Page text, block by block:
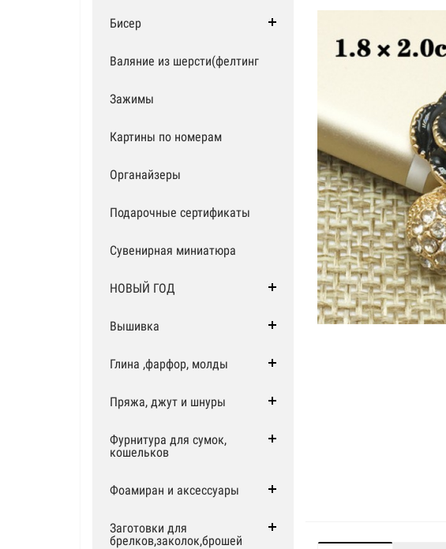
Бисер
Валяние из шерсти(фелтинг)
Зажимы
Картины по номерам
Органайзеры
Подарочные сертификаты
Сувенирная миниатюра
НОВЫЙ ГОД
Вышивка
Глина ,фарфор, молды
Пряжа, джут и шнуры
Фурнитура для сумок,
кошельков
Фоамиран и аксессуары
Заготовки для
брелков,заколок,брошей